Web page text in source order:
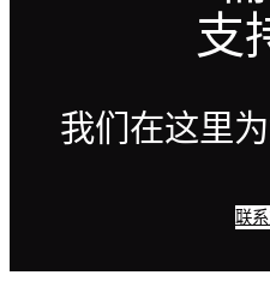
支
我们在这里
联